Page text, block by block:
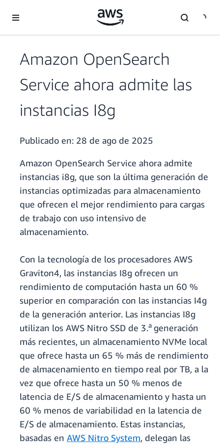
Amazon OpenSearch
Service ahora admite las
instancias I8g
Publicado en: 28 de ago de 2025
Amazon OpenSearch Service ahora admite
instancias i8g, que son la última generación de
instancias optimizadas para almacenamiento
que ofrecen el mejor rendimiento para cargas
de trabajo con uso intensivo de
almacenamiento.
Con la tecnología de los procesadores AWS
Graviton4, las instancias I8g ofrecen un
rendimiento de computación hasta un 60 %
superior en comparación con las instancias I4g
de la generación anterior. Las instancias I8g
utilizan los AWS Nitro SSD de 3.a generación
más recientes, un almacenamiento NVMe local
que ofrece hasta un 65 % más de rendimiento
de almacenamiento en tiempo real por TB, a la
vez que ofrece hasta un 50 % menos de
latencia de E/S de almacenamiento y hasta un
60 % menos de variabilidad en la latencia de
E/S de almacenamiento. Estas instancias,
basadas en AWS Nitro System, delegan las